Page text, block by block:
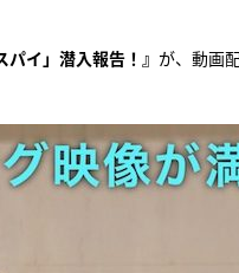
パイ」潜入報告！』 が、動画
『アイ＝ラブ！